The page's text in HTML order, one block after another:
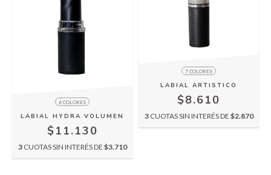
6 COLORES
LABIAL HYDRA VOLUMEN
$11.130
3 CUOTAS SIN INTERÉS DE $3.710
7 COLORES
LABIAL ARTISTICO
$8.610
3 CUOTAS SIN INTERÉS DE $2.870